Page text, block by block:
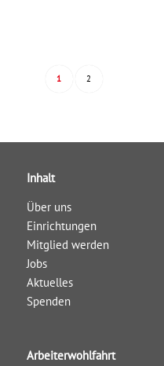
1 2
Inhalt
Über uns
Einrichtungen
Mitglied werden
Jobs
Aktuelles
Spenden
Arbeiterwohlfahrt